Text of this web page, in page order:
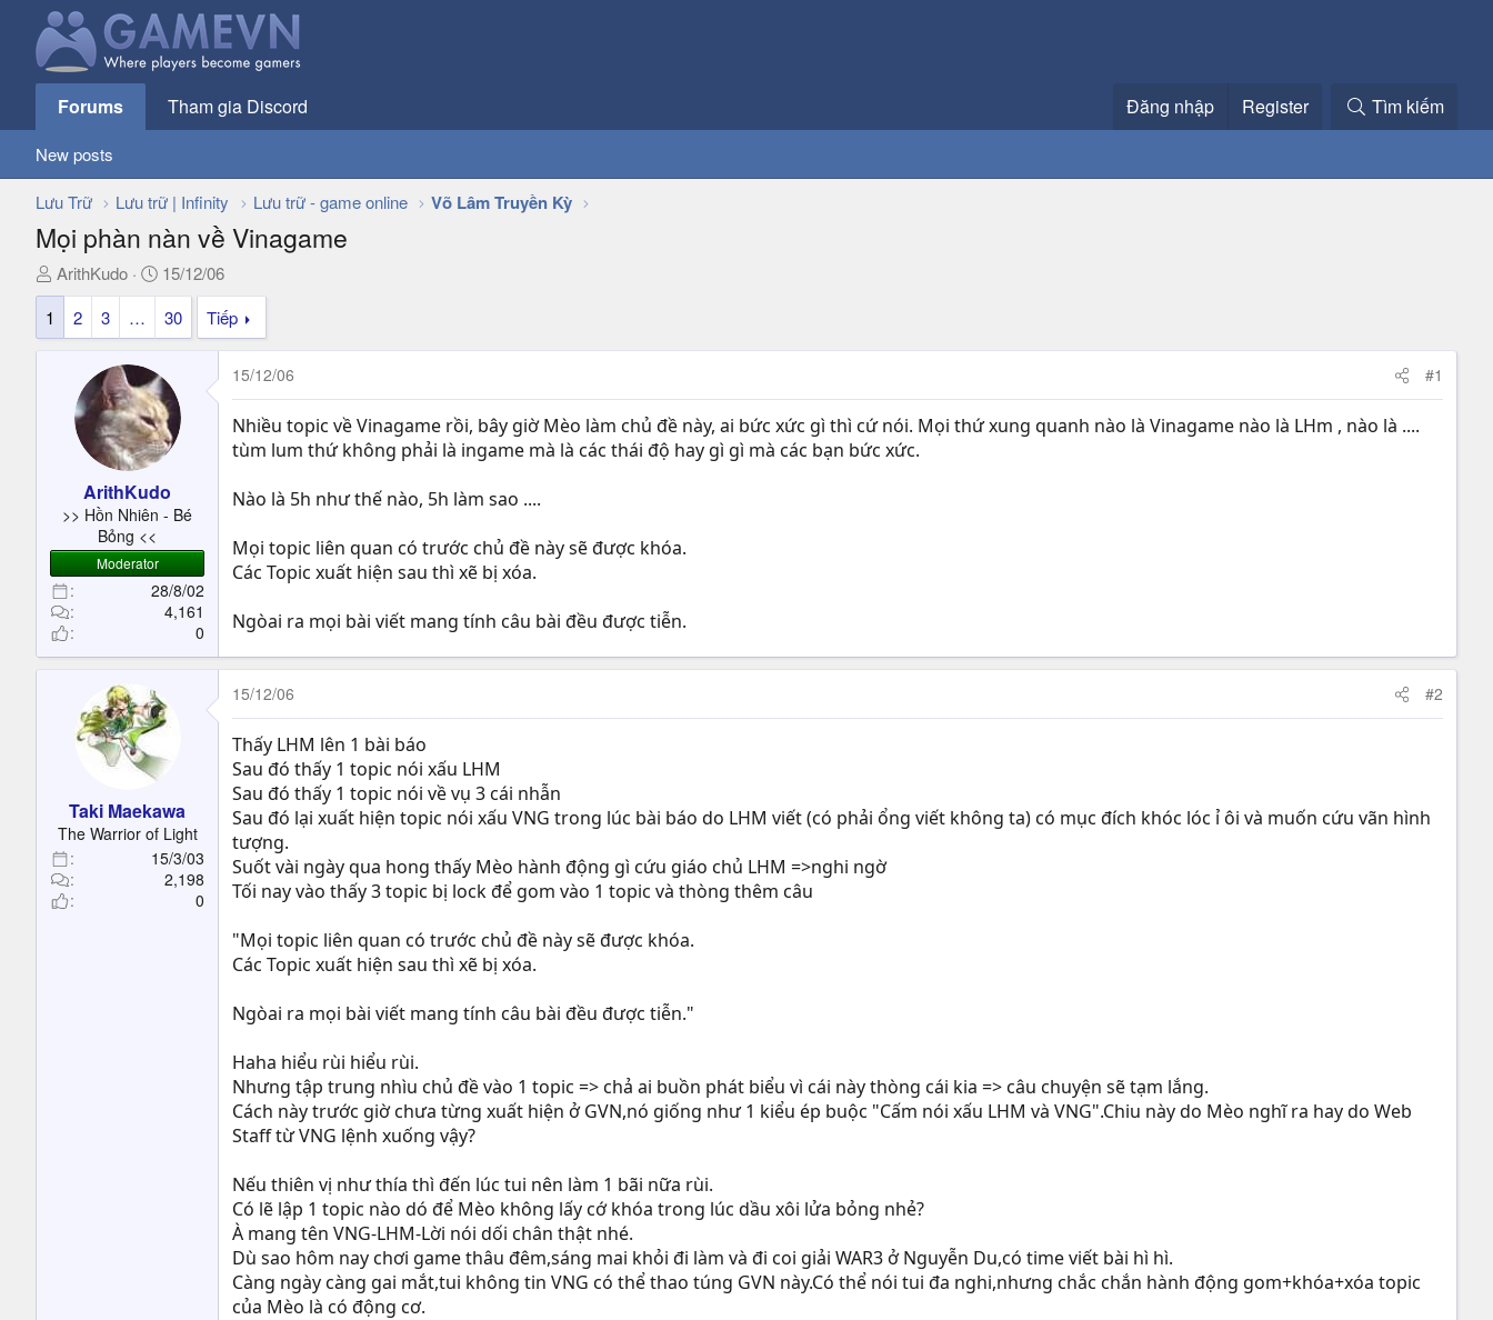
Forums Tham gia Discord Đăng nhập Register Tìm kiếm
New posts
Lưu Trữ Lưu trữ | Infinity Lưu trữ - game online Võ Lâm Truyền Kỳ
Mọi phàn nàn về Vinagame
T
h
e
e
r
ArithKudo
N
g
à
y
ử
i
15/12/06
1
2 3 … 30 Tiếp
ArithKudo
>> Hồn Nhiên - Bé
Bỏng <<
Moderator
28/8/02
4,161
0
15/12/06 #1
Nhiều topic về Vinagame rồi, bây giờ Mèo làm chủ đề này, ai bức xức gì thì cứ nói. Mọi thứ xung quanh nào là Vinagame nào là LHm , nào là ....
tùm lum thứ không phải là ingame mà là các thái độ hay gì gì mà các bạn bức xức.
Nào là 5h như thế nào, 5h làm sao ....
Mọi topic liên quan có trước chủ đề này sẽ được khóa.
Các Topic xuất hiện sau thì xẽ bị xóa.
Ngòai ra mọi bài viết mang tính câu bài đều được tiễn.
Taki Maekawa
The Warrior of Light
15/3/03
2,198
0
15/12/06 #2
Thấy LHM lên 1 bài báo
Sau đó thấy 1 topic nói xấu LHM
Sau đó thấy 1 topic nói về vụ 3 cái nhẫn
Sau đó lại xuất hiện topic nói xấu VNG trong lúc bài báo do LHM viết (có phải ổng viết không ta) có mục đích khóc lóc ỉ ôi và muốn cứu vãn hình
tượng.
Suốt vài ngày qua hong thấy Mèo hành động gì cứu giáo chủ LHM =>nghi ngờ
Tối nay vào thấy 3 topic bị lock để gom vào 1 topic và thòng thêm câu
"Mọi topic liên quan có trước chủ đề này sẽ được khóa.
Các Topic xuất hiện sau thì xẽ bị xóa.
Ngòai ra mọi bài viết mang tính câu bài đều được tiễn."
Haha hiểu rùi hiểu rùi.
Nhưng tập trung nhìu chủ đề vào 1 topic => chả ai buồn phát biểu vì cái này thòng cái kia => câu chuyện sẽ tạm lắng.
Cách này trước giờ chưa từng xuất hiện ở GVN,nó giống như 1 kiểu ép buộc "Cấm nói xấu LHM và VNG".Chiu này do Mèo nghĩ ra hay do Web
Staff từ VNG lệnh xuống vậy?
Nếu thiên vị như thía thì đến lúc tui nên làm 1 bãi nữa rùi.
Có lẽ lập 1 topic nào dó để Mèo không lấy cớ khóa trong lúc dầu xôi lửa bỏng nhẻ?
À mang tên VNG-LHM-Lời nói dối chân thật nhé.
Dù sao hôm nay chơi game thâu đêm,sáng mai khỏi đi làm và đi coi giải WAR3 ở Nguyễn Du,có time viết bài hì hì.
Càng ngày càng gai mắt,tui không tin VNG có thể thao túng GVN này.Có thể nói tui đa nghi,nhưng chắc chắn hành động gom+khóa+xóa topic
của Mèo là có động cơ.